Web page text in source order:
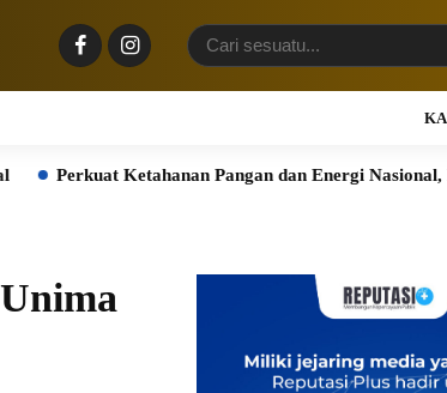
Ketahanan Pangan dan Energi Nasional, Presiden